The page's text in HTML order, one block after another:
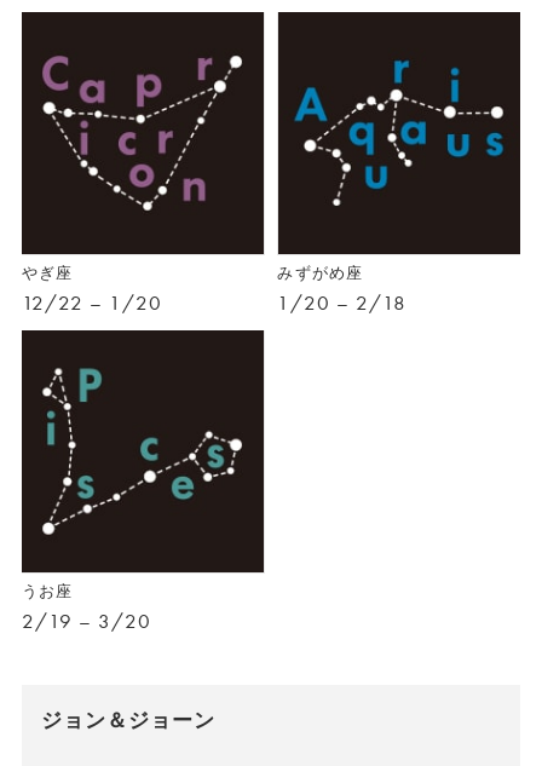
やぎ座
12/22 – 1/20
みずがめ座
1/20 – 2/18
うお座
2/19 – 3/20
ジョン＆ジョーン